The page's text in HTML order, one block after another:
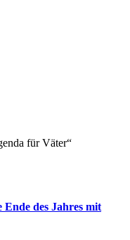
für Väter“
Ende des Jahres mit